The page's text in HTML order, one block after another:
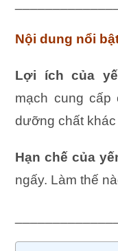
Nội dung nổi
Lợi ích của
mạch cung cấp
dưỡng chất
Hạn chế của
ngấy. Làm thế